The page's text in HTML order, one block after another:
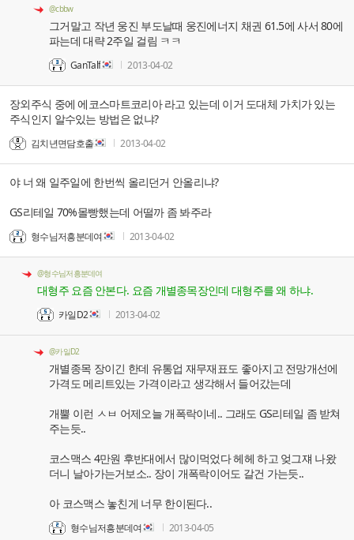
@cbbw
그거말고 작년 웅진 부도날때 웅진에너지 채권 61.5에 사서 80에
파는데 대략 2주일 걸림 ㅋㅋ
GanTalf 2013-04-02
장외주식 중에 에코스마트코리아 라고 있는데 이거 도대체 가치가 있는
주식인지 알수있는 방법은 없냐?
김치년면담호출 2013-04-02
야 너 왜 일주일에 한번씩 올리던거 안올리냐?
GS리테일 70%몰빵했는데 어떨까 좀 봐주라
형수님저흥분데여 2013-04-02
@형수님저흥분데여
대형주 요즘 안본다. 요즘 개별종목장인데 대형주를 왜 하냐.
카일D2 2013-04-02
@카일D2
개별종목 장이긴 한데 유통업 재무재표도 좋아지고 전망개선에
가격도 메리트있는 가격이라고 생각해서 들어갔는데
개뿔 이런 ㅅㅂ 어제오늘 개폭락이네.. 그래도 GS리테일 좀 받쳐
주는듯..
코스맥스 4만원 후반대에서 많이먹었다 헤헤 하고 엊그쟤 나왔
더니 날아가는거보소.. 장이 개폭락이어도 갈건 가는듯..
아 코스맥스 놓친게 너무 한이된다..
형수님저흥분데여 2013-04-05